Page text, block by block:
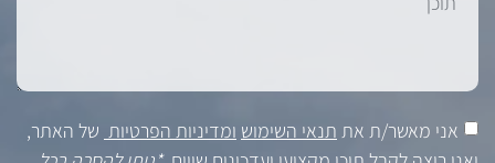
אני מאשר/ת את תנאי השימוש ומדיניות הפרטיות של האתר,